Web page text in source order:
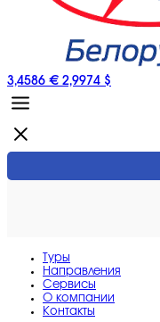
3,4586 € 2,9974 $
Туры
Направления
Сервисы
O компании
Контакты